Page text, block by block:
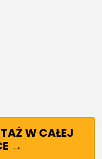
W CAŁEJ
→